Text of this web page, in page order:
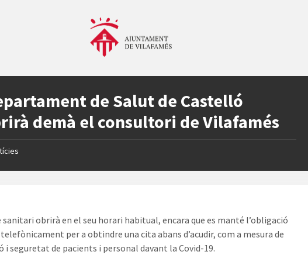
de Salut de Castelló
demà el consultori de Vilafamés
sanitari obrirà en el seu horari habitual, encara que es manté l’obligació
per a obtindre una cita abans d’acudir, com a mesura de
i seguretat de pacients i personal davant la Covid-19.